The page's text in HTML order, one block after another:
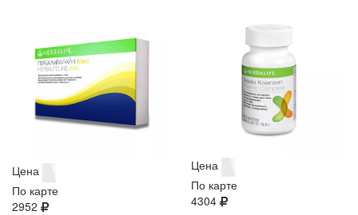
Цена
По карте
2952
Цена
По карте
4304